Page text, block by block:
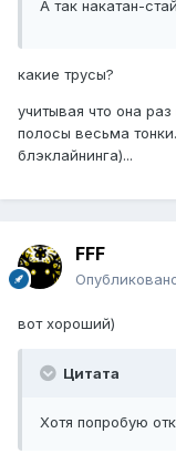
А так накатан-
какие трусы?
учитывая что она
полосы весьма
блэклайнинга)...
FFF
вот хороший)
Цитата
Хотя попробую